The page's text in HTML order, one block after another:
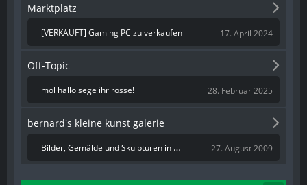
Marktplatz
[VERKAUFT] Gaming PC zu verkaufen 17. April 2024
Off-Topic
mol hallo sege ihr rosse! 28. Februar 2025
bernard's kleine kunst galerie
Bilder, Gemälde und Skulpturen in 3D
27. August 2009